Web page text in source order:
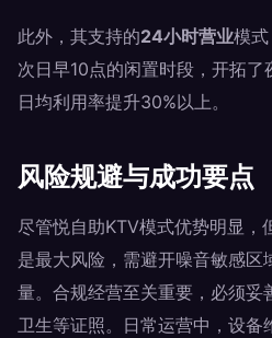
此外，其支持的24小时营业模
次日早10点的闲置时段，开拓
日均利用率提升30%以上。
风险规避与成功要点
尽管悦自助KTV模式优势明显，
是最大风险，需避开噪音敏感区
量。合规经营至关重要，必须妥
卫生等证照。日常运营中，设备